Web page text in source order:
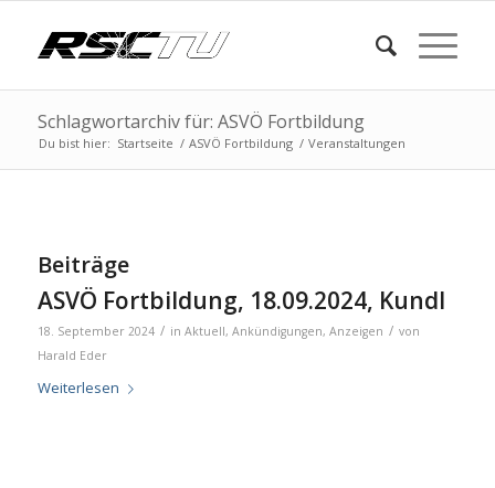
Schlagwortarchiv für: ASVÖ Fortbildung
Du bist hier: Startseite / ASVÖ Fortbildung / Veranstaltungen
Beiträge
ASVÖ Fortbildung, 18.09.2024, Kundl
18. September 2024 / in Aktuell, Ankündigungen, Anzeigen / von
Harald Eder
Weiterlesen